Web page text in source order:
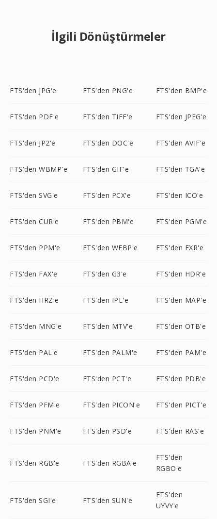
İlgili Dönüştürmeler
FTS'den JPG'e FTS'den PNG'e FTS'den BMP'e
FTS'den PDF'e FTS'den TIFF'e FTS'den JPEG'e
FTS'den JP2'e FTS'den DOC'e FTS'den AVIF'e
FTS'den WBMP'e FTS'den GIF'e FTS'den TGA'e
FTS'den SVG'e FTS'den PCX'e FTS'den ICO'e
FTS'den CUR'e FTS'den PBM'e FTS'den PGM'e
FTS'den PPM'e FTS'den WEBP'e FTS'den EXR'e
FTS'den FAX'e FTS'den G3'e FTS'den HDR'e
FTS'den HRZ'e FTS'den IPL'e FTS'den MAP'e
FTS'den MNG'e FTS'den MTV'e FTS'den OTB'e
FTS'den PAL'e FTS'den PALM'e FTS'den PAM'e
FTS'den PCD'e FTS'den PCT'e FTS'den PDB'e
FTS'den PFM'e FTS'den PICON'e FTS'den PICT'e
FTS'den PNM'e FTS'den PSD'e FTS'den RAS'e
FTS'den RGB'e FTS'den RGBA'e
FTS'den
RGBO'e
FTS'den SGI'e FTS'den SUN'e
FTS'den
UYVY'e